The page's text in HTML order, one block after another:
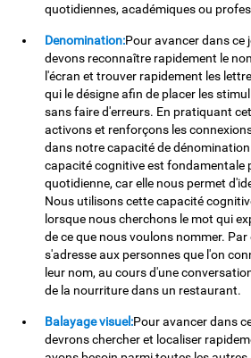
quotidiennes, académiques ou
Denomination:Pour avancer dans ce
devons reconnaître rapidement le
l'écran et trouver rapidement les
qui le désigne afin de placer les
sans faire d'erreurs. En pratiquant
activons et renforçons les
dans notre capacité de
capacité cognitive est fondamentale
quotidienne, car elle nous permet
Nous utilisons cette capacité
lorsque nous cherchons le mot qui
de ce que nous voulons nommer. Par
s'adresse aux personnes que l'on
leur nom, au cours d'une
de la nourriture dans un restaurant.
Balayage visuel:Pour avancer dans
devrons chercher et localiser